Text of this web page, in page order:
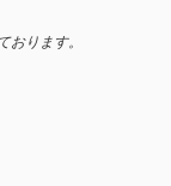
おります。